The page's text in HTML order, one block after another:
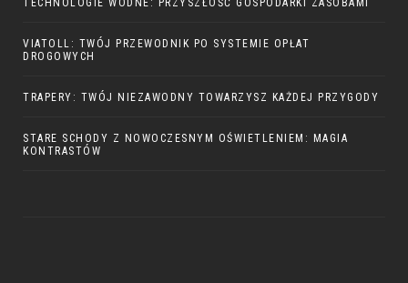
TECHNOLOGIE WODNE: PRZYSZŁOŚĆ GOSPODARKI ZASOBAMI
VIATOLL: TWÓJ PRZEWODNIK PO SYSTEMIE OPŁAT
DROGOWYCH
TRAPERY: TWÓJ NIEZAWODNY TOWARZYSZ KAŻDEJ PRZYGODY
STARE SCHODY Z NOWOCZESNYM OŚWIETLENIEM: MAGIA
KONTRASTÓW